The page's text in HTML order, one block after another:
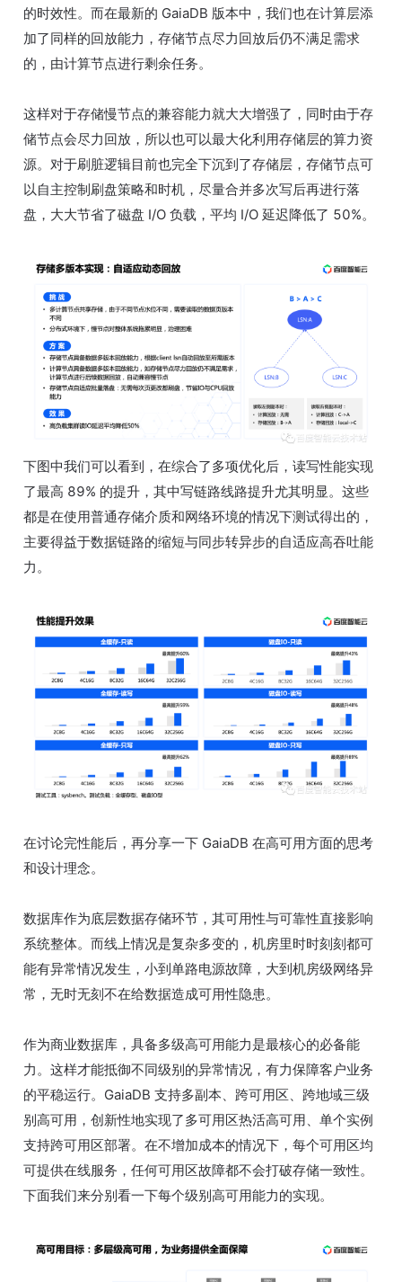
的时效性。而在最新的 GaiaDB 版本中，我们也在计算层添
加了同样的回放能力，存储节点尽力回放后仍不满足需求
的，由计算节点进行剩余任务。
这样对于存储慢节点的兼容能力就大大增强了，同时由于存
储节点会尽力回放，所以也可以最大化利用存储层的算力资
源。对于刷脏逻辑目前也完全下沉到了存储层，存储节点可
以自主控制刷盘策略和时机，尽量合并多次写后再进行落
盘，大大节省了磁盘 I/O 负载，平均 I/O 延迟降低了 50%。
下图中我们可以看到，在综合了多项优化后，读写性能实现
了最高 89% 的提升，其中写链路线路提升尤其明显。这些
都是在使用普通存储介质和网络环境的情况下测试得出的，
主要得益于数据链路的缩短与同步转异步的自适应高吞吐能
力。
在讨论完性能后，再分享一下 GaiaDB 在高可用方面的思考
和设计理念。
数据库作为底层数据存储环节，其可用性与可靠性直接影响
系统整体。而线上情况是复杂多变的，机房里时时刻刻都可
能有异常情况发生，小到单路电源故障，大到机房级网络异
常，无时无刻不在给数据造成可用性隐患。
作为商业数据库，具备多级高可用能力是最核心的必备能
力。这样才能抵御不同级别的异常情况，有力保障客户业务
的平稳运行。GaiaDB 支持多副本、跨可用区、跨地域三级
别高可用，创新性地实现了多可用区热活高可用、单个实例
支持跨可用区部署。在不增加成本的情况下，每个可用区均
可提供在线服务，任何可用区故障都不会打破存储一致性。
下面我们来分别看一下每个级别高可用能力的实现。